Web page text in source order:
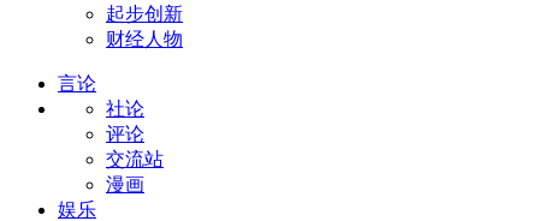
起步创新
财经人物
言论
社论
评论
交流站
漫画
娱乐